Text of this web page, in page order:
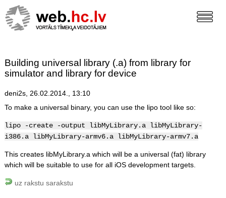
Building universal library (.a) from library for
simulator and library for device
deni2s, 26.02.2014., 13:10
To make a universal binary, you can use the lipo tool like so:
lipo -create -output libMyLibrary.a libMyLibrary-
i386.a libMyLibrary-armv6.a libMyLibrary-armv7.a
This creates libMyLibrary.a which will be a universal (fat) library
which will be suitable to use for all iOS development targets.
uz rakstu sarakstu